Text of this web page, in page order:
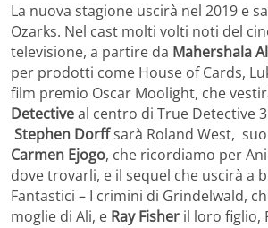
La nuova stagione uscirà nel 2019 e
Ozarks. Nel cast molti volti noti del
televisione, a partire da Mahershala
per prodotti come House of Cards,
film premio Oscar Moolight, che
Detectiveal centro di True Detective
Stephen Dorffsarà Roland West,
Carmen Ejogo, che ricordiamo per
dove trovarli, e il sequel che uscirà a
Fantastici – I crimini di Grindelwald,
moglie di Ali, e Ray Fisher il loro figlio,